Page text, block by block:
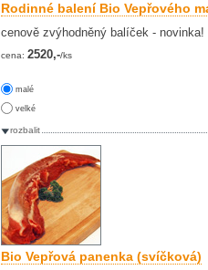
Rodinné balení Bio Vepřového
cenově zvýhodněný balíček - novinka!
cena: 2520,-/ks
malé
velké
rozbalit
Bio Vepřová panenka (svíčková)